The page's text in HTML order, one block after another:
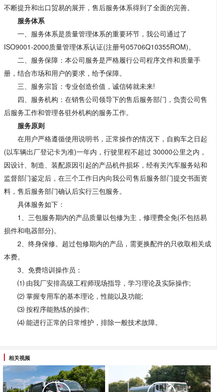
不断提升和出口贸易的展开，售后服务体系得到了全面的完善。
服务体系
一、服务体系是质量管理体系的重要环节，我公司通过了
ISO9001-2000质量管理体系认证(注册号05706Q10355ROM)。
二、服务保障：本公司服务是严格履行公司程序文件和质量手
册，结合市场和用户的要求，给予保障。
三、服务宗旨：专业创造价值，诚信铸就未来!
四、服务机构：在销售公司领导下的售后服务部门，负责公司售
后服务工作和管理各驻外机构的服务工作。
服务原则
在用户严格遵循使用说明书，正常操作的情况下，自购车之日起
(以车辆出厂登记卡为准)一年内，行驶里程不超过 30000公里之内，
因设计、制造、装配原因引起的产品机件损坏，经有关汽车服务站和
监督部门鉴定后，在三个工作日内向我公司售后服务部门提交书面资
料，售后服务部门确认后实行三包服务。
具体服务如下：
1、三包服务期内的产品质量以包修为主，修理费全免(不包括易
损件和电器部分)。
2、终身保修。超过包修期内的产品，需更换配件的只收取相关成
本费。
3、免费培训操作员：
⑴ 由我厂安排高级工程师现场指导，学习理论及实际操作;
⑵ 掌握专用车的基本理论，性能以及功能;
⑶ 按程序能熟练的操作;
⑷ 能进行正常的日常维护，排除一般技术故障。
相关视频